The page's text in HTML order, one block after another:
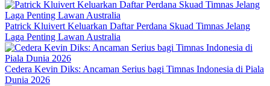
Patrick Kluivert Keluarkan Daftar Perdana Skuad Timnas Jelang
Laga Penting Lawan Australia
Cedera Kevin Diks: Ancaman Serius bagi Timnas Indonesia di Piala
Dunia 2026